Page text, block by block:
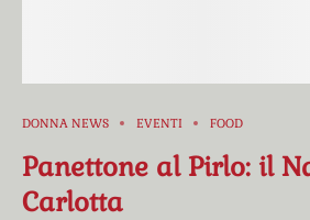
DONNA NEWS EVENTI FOOD
Panettone al Pirlo: il
Carlotta